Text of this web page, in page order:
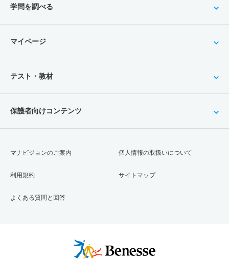
学問を調べる
マイページ
テスト・教材
保護者向けコンテンツ
マナビジョンのご案内
利用規約
よくある質問と回答
個人情報の取扱いについて
サイトマップ